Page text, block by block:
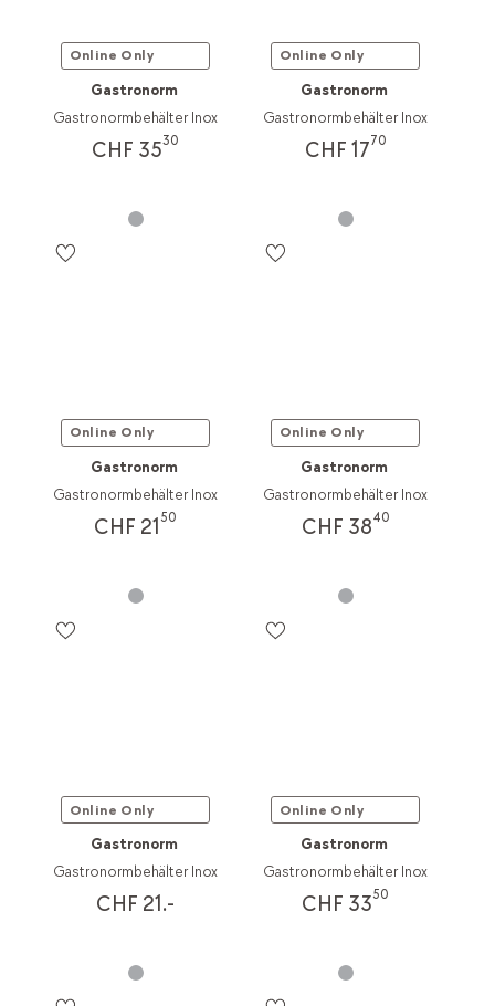
Online Only
Gastronorm
Gastronormbehälter Inox
CHF 3530
Online Only
Gastronorm
Gastronormbehälter Inox
CHF 1770
Online Only
Gastronorm
Gastronormbehälter Inox
CHF 21 50
Online Only
Gastronorm
Gastronormbehälter Inox
CHF 3840
Online Only
Gastronorm
Gastronormbehälter Inox
CHF 21.-
Online Only
Gastronorm
Gastronormbehälter Inox
CHF 3350